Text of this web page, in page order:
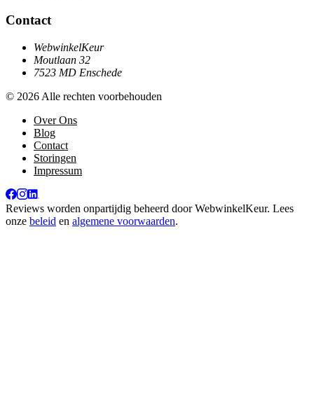
Contact
WebwinkelKeur
Moutlaan 32
7523 MD Enschede
© 2026 Alle rechten voorbehouden
Over Ons
Blog
Contact
Storingen
Impressum
Reviews worden onpartijdig beheerd doorWebwinkelKeur. Lees
onze beleid en algemene voorwaarden.